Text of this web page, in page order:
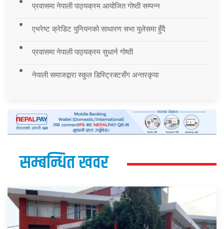
प्रवासमा नेपाली पाठ्यक्रम आयोजित गोष्ठी सम्पन्न
एभरेष्ट क्रेडिट युनियनको साधारण सभा युलेसमा हुँदै
प्रवासमा नेपाली पाठ्यक्रम सुधार्न गोष्ठी
नेपाली समाजद्वारा स्कुल डिस्ट्रिक्टसँग अन्तरकृया
सम्बन्धित खवर